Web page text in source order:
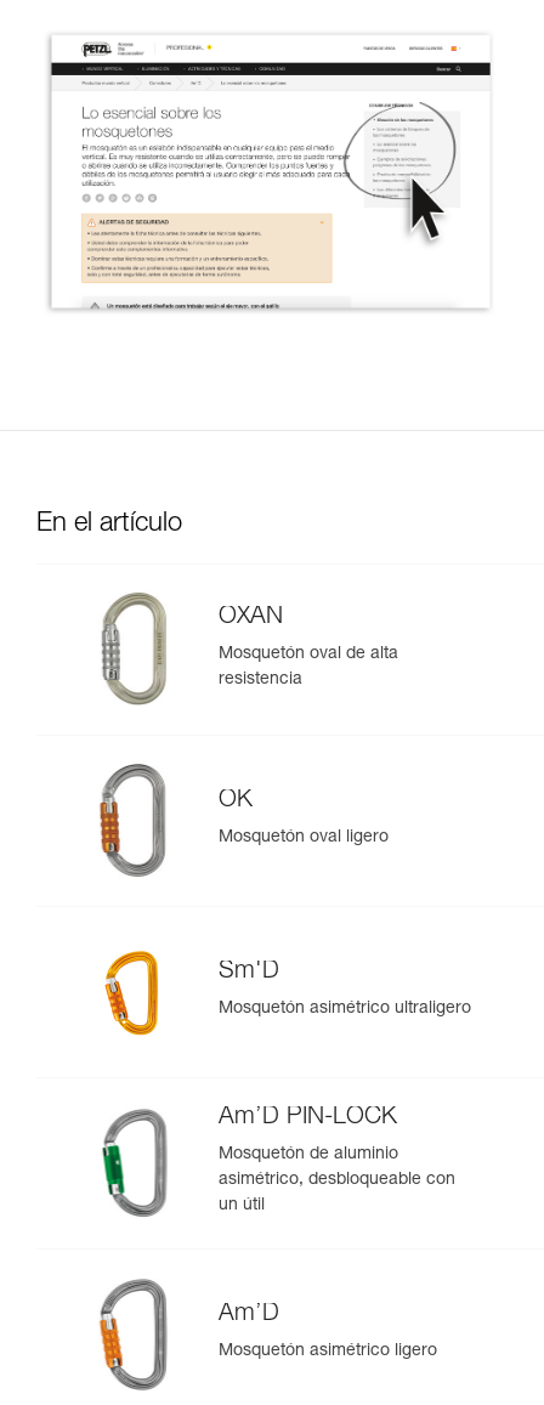
En el artículo
OXAN
Mosquetón oval de alta
resistencia
OK
Mosquetón oval ligero
Sm'D
Mosquetón asimétrico ultraligero
Am’D PIN-LOCK
Mosquetón de aluminio
asimétrico, desbloqueable con
un útil
Am’D
Mosquetón asimétrico ligero